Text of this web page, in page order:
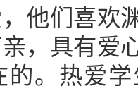
他们喜欢
，具有爱
的。热爱